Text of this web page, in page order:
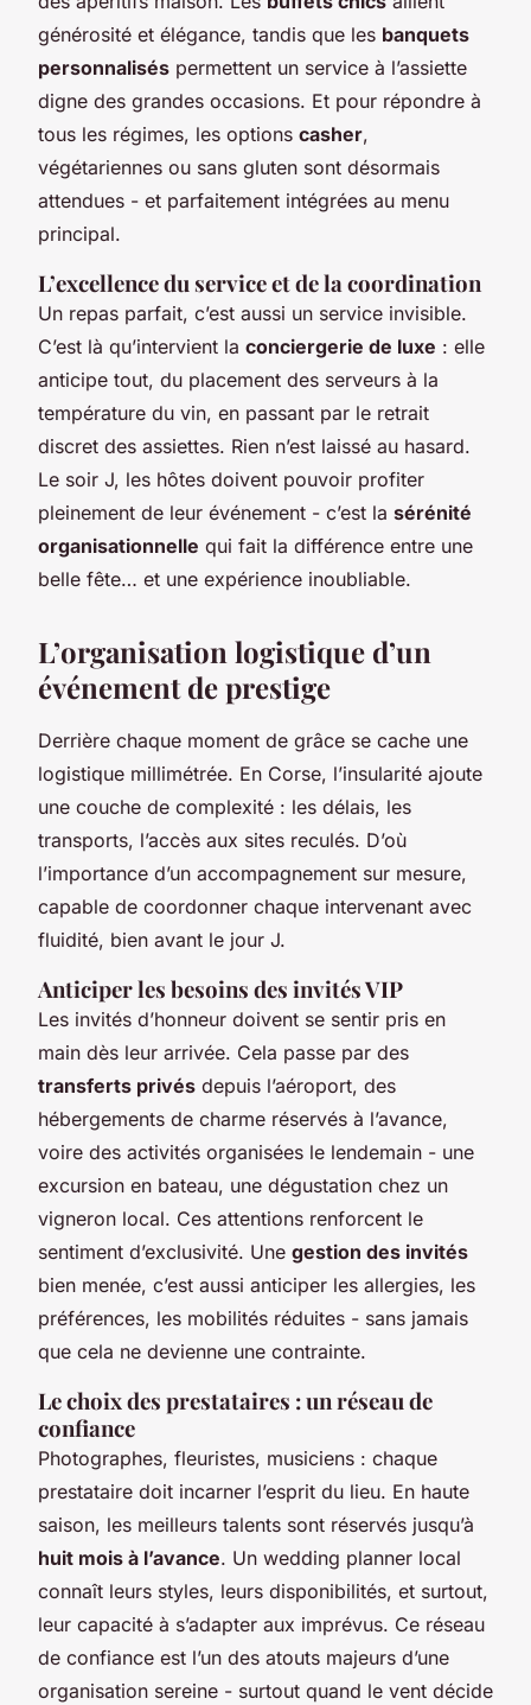
générosité et élégance, tandis que les banquets
personnalisés permettent un service à l’assiette
digne des grandes occasions. Et pour répondre à
tous les régimes, les options casher,
végétariennes ou sans gluten sont désormais
attendues - et parfaitement intégrées au menu
principal.
L’excellence du service et de la coordination
Un repas parfait, c’est aussi un service invisible.
C’est là qu’intervient la conciergerie de luxe : elle
anticipe tout, du placement des serveurs à la
température du vin, en passant par le retrait
discret des assiettes. Rien n’est laissé au hasard.
Le soir J, les hôtes doivent pouvoir profiter
pleinement de leur événement - c’est la sérénité
organisationnelle qui fait la différence entre une
belle fête… et une expérience inoubliable.
L’organisation logistique d’un
événement de prestige
Derrière chaque moment de grâce se cache une
logistique millimétrée. En Corse, l’insularité ajoute
une couche de complexité : les délais, les
transports, l’accès aux sites reculés. D’où
l’importance d’un accompagnement sur mesure,
capable de coordonner chaque intervenant avec
fluidité, bien avant le jour J.
Anticiper les besoins des invités VIP
Les invités d’honneur doivent se sentir pris en
main dès leur arrivée. Cela passe par des
transferts privés depuis l’aéroport, des
hébergements de charme réservés à l’avance,
voire des activités organisées le lendemain - une
excursion en bateau, une dégustation chez un
vigneron local. Ces attentions renforcent le
sentiment d’exclusivité. Une gestion des invités
bien menée, c’est aussi anticiper les allergies, les
préférences, les mobilités réduites - sans jamais
que cela ne devienne une contrainte.
Le choix des prestataires : un réseau de
confiance
Photographes, fleuristes, musiciens : chaque
prestataire doit incarner l’esprit du lieu. En haute
saison, les meilleurs talents sont réservés jusqu’à
huit mois à l’avance. Un wedding planner local
connaît leurs styles, leurs disponibilités, et surtout,
leur capacité à s’adapter aux imprévus. Ce réseau
de confiance est l’un des atouts majeurs d’une
organisation sereine - surtout quand le vent décide